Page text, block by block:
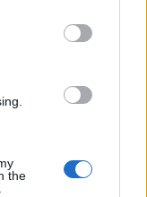
the
στο